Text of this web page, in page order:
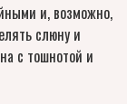
и, возможно,
слюну и
с тошнотой и